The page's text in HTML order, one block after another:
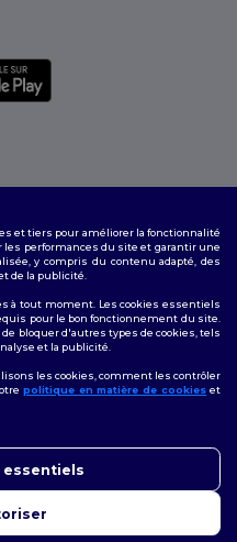
Politique de
Plan du Site
et tiers pour améliorer la fonctionnalité
les performances du site et garantir une
y compris du contenu adapté, des
de la publicité.
à tout moment. Les cookies essentiels
pour le bon fonctionnement du site.
bloquer d'autres types de cookies, tels
et la publicité.
les cookies, comment les contrôler
politique en matière de cookies et
nous contacter à tout
vous aider.